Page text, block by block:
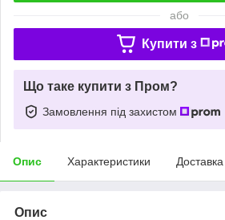
або
Купити з
Що таке купити з Пром?
Замовлення під захистом
Опис Характеристики Доставка
Опис